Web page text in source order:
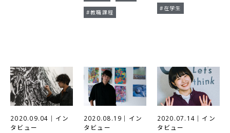
#教職課程
#在学生
2020.09.04 ｜ イン
タビュー
2020.08.19 ｜ イン
タビュー
2020.07.14 ｜ イン
タビュー